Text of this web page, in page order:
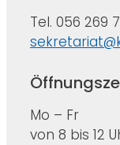
Tel. 056 269
Mo – Fr
von 8 bis 12